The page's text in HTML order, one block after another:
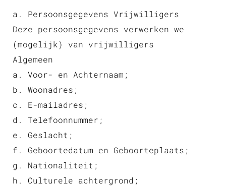
a. Persoonsgegevens Vrijwilligers
Deze persoonsgegevens verwerken we
(mogelijk) van vrijwilligers
Algemeen
a. Voor- en Achternaam;
b. Woonadres;
c. E-mailadres;
d. Telefoonnummer;
e. Geslacht;
f. Geboortedatum en Geboorteplaats;
g. Nationaliteit;
h. Culturele achtergrond;